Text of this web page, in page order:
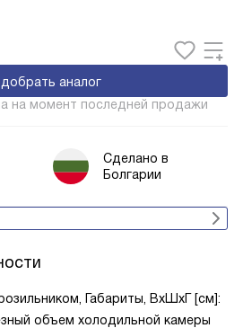
аналог
на момент последней продажи
Сделано в
Болгарии
Габариты, ВxШxГ [см]:
объем холодильной камеры